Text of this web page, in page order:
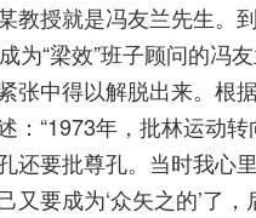
教授就是冯友兰先生。
为“梁效”班子顾问的冯
张中得以解脱出来。根
：“1973年，批林运动转
还要批尊孔。当时我心
又要成为‘众矢之的’了，